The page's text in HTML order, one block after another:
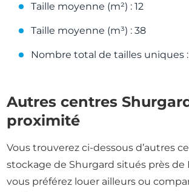
Taille moyenne (m²) : 12
Taille moyenne (m³) : 38
Nombre total de tailles uniques :
Autres centres
proximité
Vous trouverez ci-dessous d’autres
stockage de Shurgard situés près de
vous préférez louer ailleurs ou